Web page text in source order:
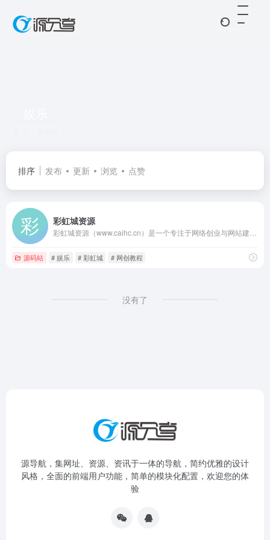
排序 发布 更新 浏览 点赞
彩虹城资源
源码站 # 娱乐 # 彩虹城 # 网创教程
没有了
源导航，集网址、资源、资讯于一体的导航，简约优雅的设计
风格，全面的前端用户功能，简单的模块化配置，欢迎您的体
验